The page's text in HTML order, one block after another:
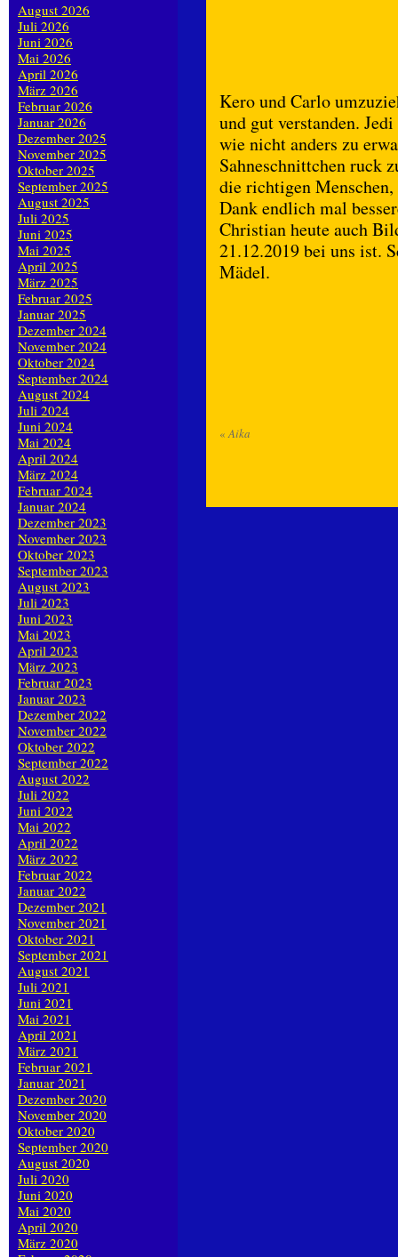
Kero und Carlo
und gut verstanden.
wie nicht anders zu
Sahneschnittchen ruck
die richtigen Menschen,
Dank endlich mal
Christian heute auch
21.12.2019 bei uns ist.
Mädel.
«Aika
August 2026
Juli 2026
Juni 2026
Mai 2026
April 2026
März 2026
Februar 2026
Januar 2026
Dezember 2025
November 2025
Oktober 2025
September 2025
August 2025
Juli 2025
Juni 2025
Mai 2025
April 2025
März 2025
Februar 2025
Januar 2025
Dezember 2024
November 2024
Oktober 2024
September 2024
August 2024
Juli 2024
Juni 2024
Mai 2024
April 2024
März 2024
Februar 2024
Januar 2024
Dezember 2023
November 2023
Oktober 2023
September 2023
August 2023
Juli 2023
Juni 2023
Mai 2023
April 2023
März 2023
Februar 2023
Januar 2023
Dezember 2022
November 2022
Oktober 2022
September 2022
August 2022
Juli 2022
Juni 2022
Mai 2022
April 2022
März 2022
Februar 2022
Januar 2022
Dezember 2021
November 2021
Oktober 2021
September 2021
August 2021
Juli 2021
Juni 2021
Mai 2021
April 2021
März 2021
Februar 2021
Januar 2021
Dezember 2020
November 2020
Oktober 2020
September 2020
August 2020
Juli 2020
Juni 2020
Mai 2020
April 2020
März 2020